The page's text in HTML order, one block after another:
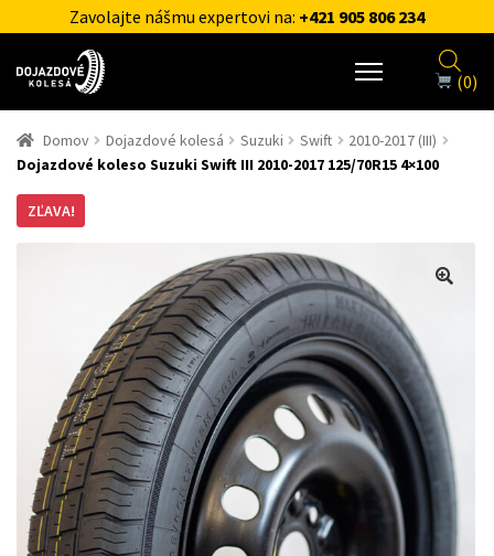
Zavolajte nášmu expertovi na: +421 905 806 234
(0)
Domov Dojazdové kolesá Suzuki Swift
2010-2017 (III)
Dojazdové koleso Suzuki Swift III 2010-2017 125/70R15 4×100
ZĽAVA!